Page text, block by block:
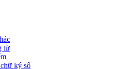
từ
ký số